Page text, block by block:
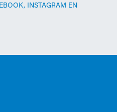
INSTAGRAM EN